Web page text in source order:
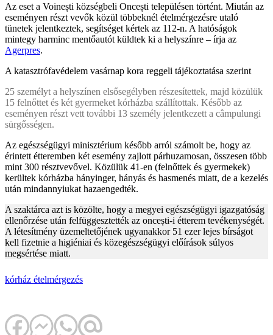
Az eset a Voinești községbeli Oncești településen történt. Miután az
eseményen részt vevők közül többeknél ételmérgezésre utaló
tünetek jelentkeztek, segítséget kértek az 112-n. A hatóságok
mintegy harminc mentőautót küldtek ki a helyszínre – írja az
Agerpres.
A katasztrófavédelem vasárnap kora reggeli tájékoztatása szerint
25 személyt a helyszínen elsősegélyben részesítettek, majd közülük
15 felnőttet és két gyermeket kórházba szállítottak. Később az
eseményen részt vett további 13 személy jelentkezett a câmpulungi
sürgősségen.
Az egészségügyi minisztérium később arról számolt be, hogy az
érintett étteremben két esemény zajlott párhuzamosan, összesen több
mint 300 résztvevővel. Közülük 41-en (felnőttek és gyermekek)
kerültek kórházba hányinger, hányás és hasmenés miatt, de a kezelés
után mindannyiukat hazaengedték.
A szaktárca azt is közölte, hogy a megyei egészségügyi igazgatóság
ellenőrzése után felfüggesztették az oncești-i étterem tevékenységét.
A létesítmény üzemeltetőjének ugyanakkor 51 ezer lejes bírságot
kell fizetnie a higiéniai és közegészségügyi előírások súlyos
megsértése miatt.
kórház ételmérgezés